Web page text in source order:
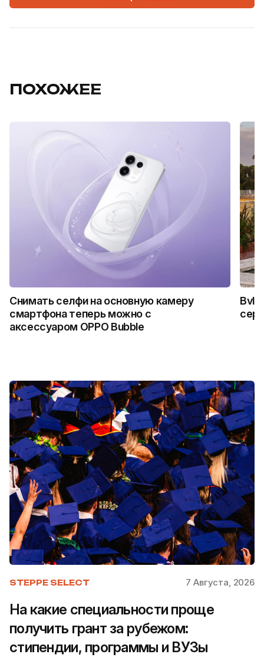
ПОХОЖЕЕ
Снимать селфи на основную камеру
смартфона теперь можно с
аксессуаром OPPO Bubble
STEPPE SELECT 7 Августа, 2026
На какие специальности проще
получить грант за рубежом:
стипендии, программы и ВУЗы